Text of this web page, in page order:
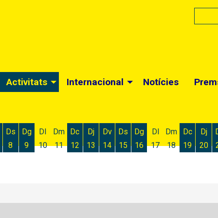
Activitats Internacional Notícies
Ds
8
Dg
9
Dl
10
Dm
11
Dc
12
Dj
13
Dv
14
Ds
15
Dg
16
Dl
17
Dm
18
Dc
19
Dj
20